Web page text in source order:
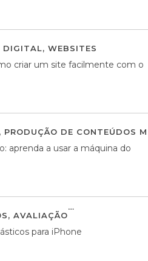
DIGITAL, WEBSITES
criar um site facilmente com o
, PRODUÇÃO DE CONTEÚDOS
aprenda a usar a máquina do
, AVALIAÇÃO
para iPhone